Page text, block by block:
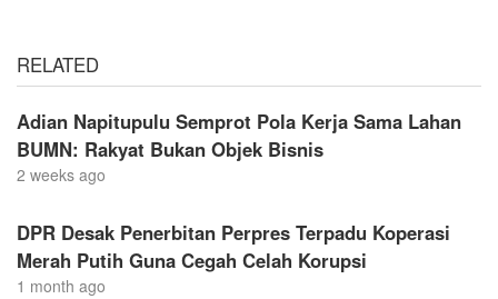
RELATED
Adian Napitupulu Semprot Pola Kerja Sama Lahan
BUMN: Rakyat Bukan Objek Bisnis
2 weeks ago
DPR Desak Penerbitan Perpres Terpadu Koperasi
Merah Putih Guna Cegah Celah Korupsi
1 month ago